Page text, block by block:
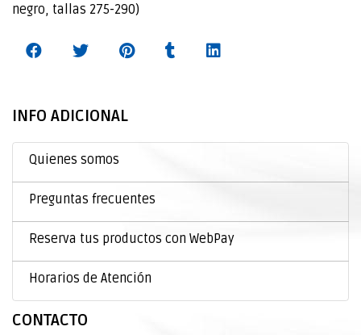
negro, tallas 275-290)
INFO ADICIONAL
Quienes somos
Preguntas frecuentes
Reserva tus productos con WebPay
Horarios de Atención
CONTACTO